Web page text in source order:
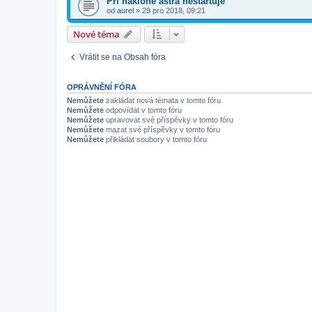
od aurel » 29 pro 2018, 09:21
Nové téma
Vrátit se na Obsah fóra
OPRÁVNĚNÍ FÓRA
Nemůžete zakládat nová témata v tomto fóru
Nemůžete odpovídat v tomto fóru
Nemůžete upravovat své příspěvky v tomto fóru
Nemůžete mazat své příspěvky v tomto fóru
Nemůžete přikládat soubory v tomto fóru